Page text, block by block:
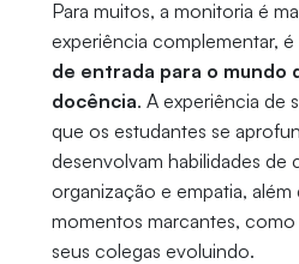
Para muitos, a monitoria é
experiência complementar, é
de entrada para o mundo
docência. A experiência de
que os estudantes se
desenvolvam habilidades de
organização e empatia,
momentos marcantes,
seus colegas evoluindo.